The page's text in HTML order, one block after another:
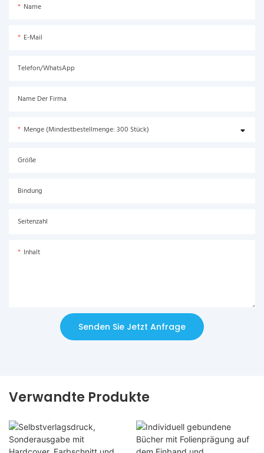
Name
E-Mail
Telefon/WhatsApp
Name Der Firma
Menge (Mindestbestellmenge: 300 Stück)
Größe
Bindung
Seitenzahl
Inhalt
Senden Sie Jetzt Anfrage
Verwandte Produkte